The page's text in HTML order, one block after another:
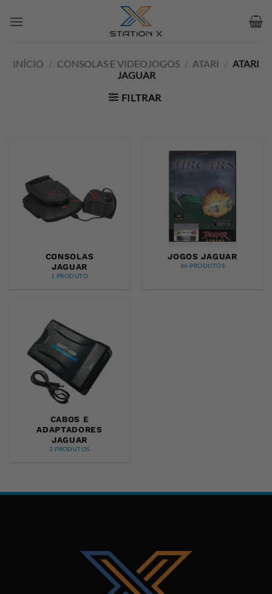
INÍCIO / CONSOLAS E VIDEOJOGOS / ATARI / ATARI
JAGUAR
FILTRAR
CONSOLAS
JAGUAR
1 PRODUTO
JOGOS JAGUAR
66 PRODUTOS
CABOS E
ADAPTADORES
JAGUAR
2 PRODUTOS